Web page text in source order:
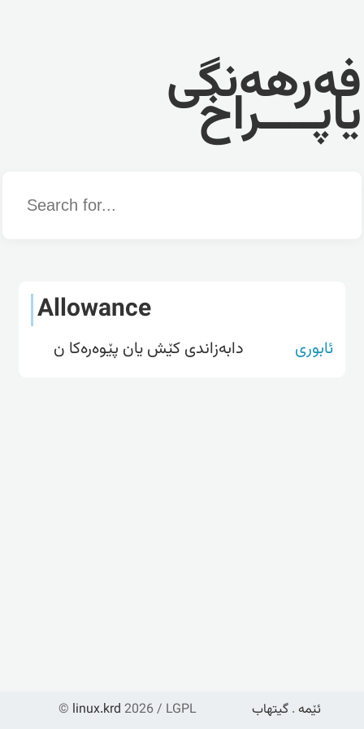
فەرهەنگی
یاپــــراخ
Word
Allowance
ئابوری دابەزاندی کێش یان پێوەرەکا ن
© linux.krd 2026 / LGPL ئێمە . گیتهاب